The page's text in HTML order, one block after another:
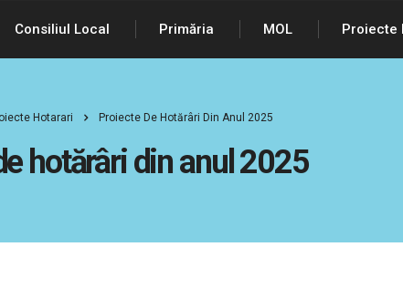
Consiliul Local Primăria MOL Proiecte
Hotarari Proiecte De Hotărâri Din Anul 2025
hotărâri din anul 2025